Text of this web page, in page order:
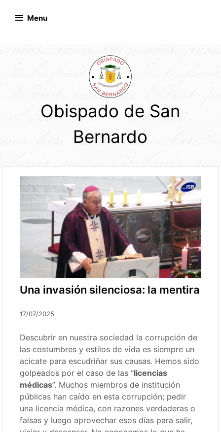
Menu
Obispado de San
Bernardo
Una invasión silenciosa: la mentira
17/07/2025
Descubrir en nuestra sociedad la corrupción de
las costumbres y estilos de vida es siempre un
acicate para escudriñar sus causas. Hemos sido
golpeados por el caso de las “licencias
médicas”. Muchos miembros de institución
públicas han caído en esta corrupción; pedir
una licencia médica, con razones verdaderas o
falsas y luego aprovechar esos días para salir,